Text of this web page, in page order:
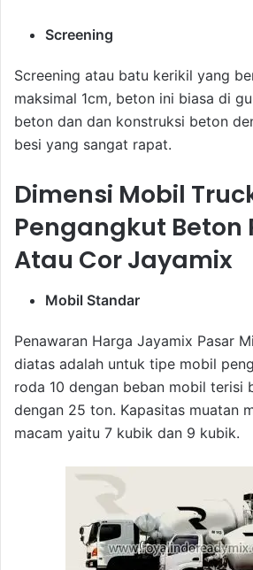
Screening
Screening atau batu kerikil yang
maksimal 1cm, beton ini biasa di
beton dan dan konstruksi beton
besi yang sangat rapat.
Dimensi Mobil
Pengangkut Beton
Atau Cor Jayamix
Mobil Standar
Penawaran Harga Jayamix Pasar
diatas adalah untuk tipe mobil
roda 10 dengan beban mobil terisi
dengan 25 ton. Kapasitas muatan
macam yaitu 7 kubik dan 9 kubik.